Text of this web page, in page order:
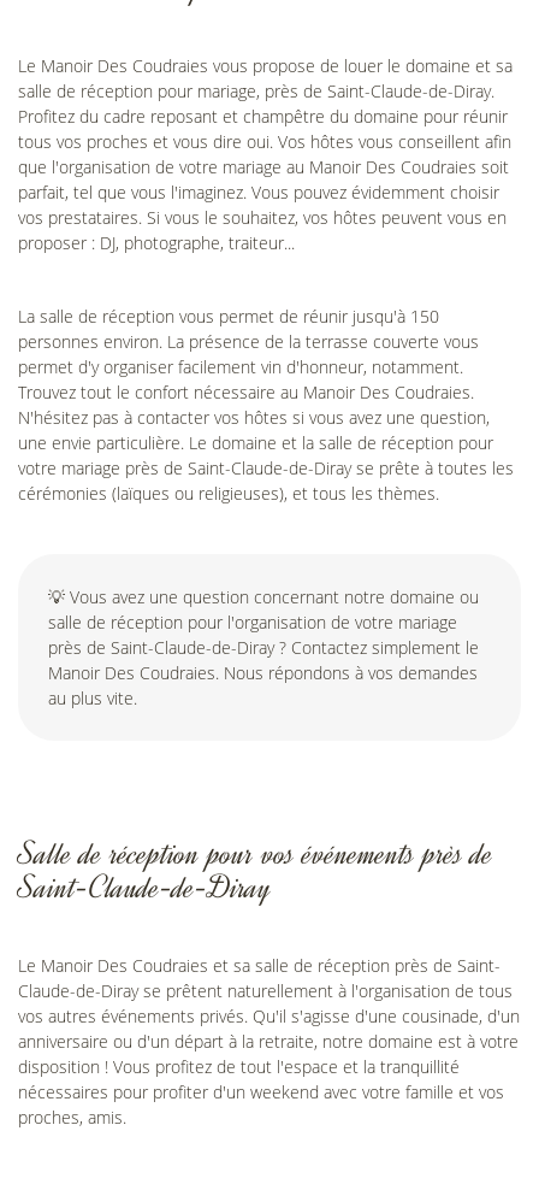
Accueil
Réception
professionnels
Galerie
Actualités
Contact
Une
06 77 01 20
Rejoignez-
Le Manoir Des Coudraies vous propose de louer le domaine et sa
salle de réception pour mariage, près de Saint-Claude-de-Diray.
Profitez du cadre reposant et champêtre du domaine pour réunir
tous vos proches et vous dire oui. Vos hôtes vous conseillent afin
que l'organisation de votre mariage au Manoir Des Coudraies soit
parfait, tel que vous l'imaginez. Vous pouvez évidemment choisir
vos prestataires. Si vous le souhaitez, vos hôtes peuvent vous en
proposer : DJ, photographe, traiteur...
La salle de réception vous permet de réunir jusqu'à 150
personnes environ. La présence de la terrasse couverte vous
permet d'y organiser facilement vin d'honneur, notamment.
Trouvez tout le confort nécessaire au Manoir Des Coudraies.
N'hésitez pas à contacter vos hôtes si vous avez une question,
une envie particulière. Le domaine et la salle de réception pour
votre mariage près de Saint-Claude-de-Diray se prête à toutes les
cérémonies (laïques ou religieuses), et tous les thèmes.
💡 Vous avez une question concernant notre domaine ou
salle de réception pour l'organisation de votre mariage
près de Saint-Claude-de-Diray ? Contactez simplement le
Manoir Des Coudraies. Nous répondons à vos demandes
au plus vite.
Salle de réception pour vos événements près de
Saint-Claude-de-Diray
Le Manoir Des Coudraies et sa salle de réception près de Saint-
Claude-de-Diray se prêtent naturellement à l'organisation de tous
vos autres événements privés. Qu'il s'agisse d'une cousinade, d'un
anniversaire ou d'un départ à la retraite, notre domaine est à votre
disposition ! Vous profitez de tout l'espace et la tranquillité
nécessaires pour profiter d'un weekend avec votre famille et vos
proches, amis.